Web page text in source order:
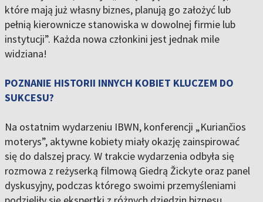
które mają już własny biznes, planują go założyć lub
pełnią kierownicze stanowiska w dowolnej firmie lub
instytucji”. Każda nowa członkini jest jednak mile
widziana!
POZNANIE HISTORII INNYCH KOBIET KLUCZEM DO
SUKCESU?
Na ostatnim wydarzeniu IBWN, konferencji „Kuriančios
moterys”, aktywne kobiety miały okazję zainspirować
się do dalszej pracy. W trakcie wydarzenia odbyła się
rozmowa z reżyserką filmową Giedrą Žickyte oraz panel
dyskusyjny, podczas którego swoimi przemyśleniami